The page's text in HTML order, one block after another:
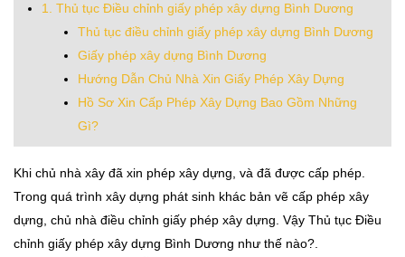
1. Thủ tục Điều chỉnh giấy phép xây dựng Bình Dương
Thủ tục điều chỉnh giấy phép xây dựng Bình Dương
Giấy phép xây dựng Bình Dương
Hướng Dẫn Chủ Nhà Xin Giấy Phép Xây Dựng
Hồ Sơ Xin Cấp Phép Xây Dựng Bao Gồm Những
Gì?
Khi chủ nhà xây đã xin phép xây dựng, và đã được cấp phép.
Trong quá trình xây dựng phát sinh khác bản vẽ cấp phép xây
dựng, chủ nhà điều chỉnh giấy phép xây dựng. Vậy Thủ tục Điều
chỉnh giấy phép xây dựng Bình Dương như thế nào?.